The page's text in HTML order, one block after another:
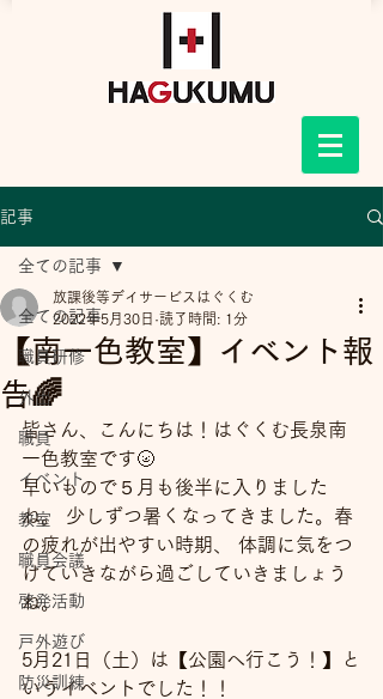
記事
全ての記事
職員研修
外出
職員
イベント
教室
職員会議
啓発活動
戸外遊び
防災訓練
全ての記事
【南一色教室】イベント報
告🌈
放課後等デイサービスはぐくむ
2022年5月30日 読了時間: 1分
皆さん、こんにちは！はぐくむ長泉南
一色教室です🌝
早いもので５月も後半に入りました
ね。 少しずつ暑くなってきました。春
の疲れが出やすい時期、 体調に気をつ
けていきながら過ごしていきましょう
ね。
5月21日（土）は【公園へ行こう！】と
いうイベントでした！！